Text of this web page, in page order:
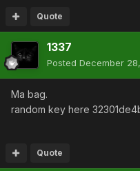
Quote
1337
Posted December
Ma bag.
random key here
Quote